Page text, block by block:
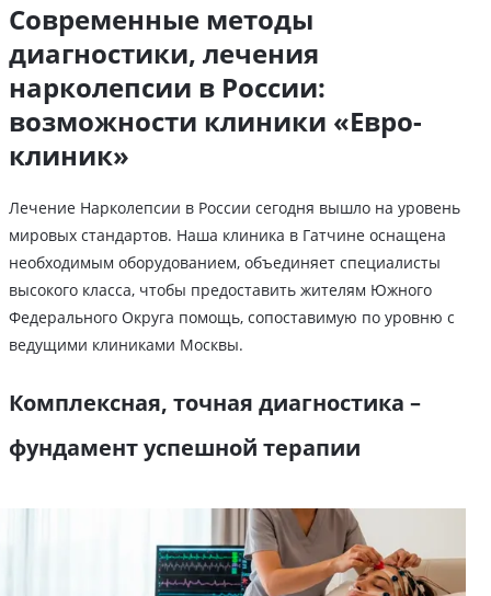
Современные методы
диагностики, лечения
нарколепсии в России:
возможности клиники «Евро-
клиник»
Лечение Нарколепсии в России сегодня вышло на уровень
мировых стандартов. Наша клиника в Гатчине оснащена
необходимым оборудованием, объединяет специалисты
высокого класса, чтобы предоставить жителям Южного
Федерального Округа помощь, сопоставимую по уровню с
ведущими клиниками Москвы.
Комплексная, точная диагностика –
фундамент успешной терапии